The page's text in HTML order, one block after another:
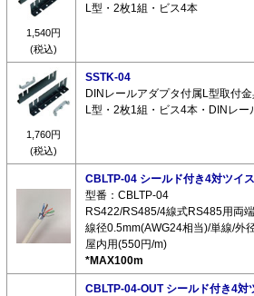
1,540円
(税込)
L型・2枚1組・ビス4本
1,760円
(税込)
SSTK-04
DINレールアダプタ付属L型取付
L型・2枚1組・ビス4本・DINレー
CBLTP-04 シールド付き4対ツイ
型番：CBLTP-04
RS422/RS485/4線式RS485用両
線径0.5mm(AWG24相当)/単線/外
屋内用(550円/m)
*MAX100m
CBLTP-04-OUT シールド付き4対